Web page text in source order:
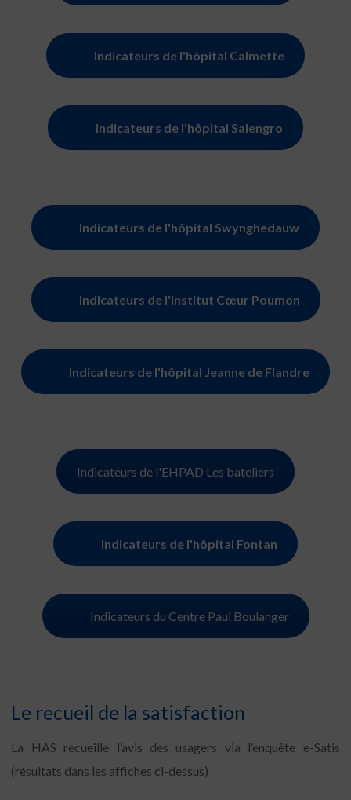
Indicateurs de l'hôpital Calmette
Indicateurs de l'hôpital Salengro
Indicateurs de l'hôpital Swynghedauw
Indicateurs de l'Institut Cœur Poumon
Indicateurs de l'hôpital Jeanne de Flandre
Indicateurs de l'EHPAD Les bateliers
Indicateurs de l'hôpital Fontan
Indicateurs du Centre Paul Boulanger
Le recueil de la satisfaction
La HAS recueille l’avis des usagers via l’enquête e-Satis
(résultats dans les affiches ci-dessus)